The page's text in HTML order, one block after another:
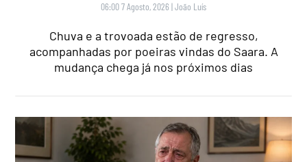
06:00 7 Agosto, 2026 |João Luís
Chuva e a trovoada estão de regresso,
acompanhadas por poeiras vindas do Saara. A
mudança chega já nos próximos dias